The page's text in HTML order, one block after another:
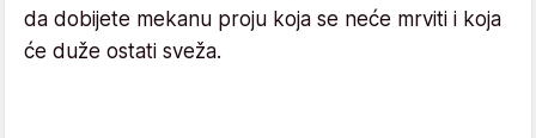
da dobijete mekanu proju koja se neće mrviti i koja
će duže ostati sveža.